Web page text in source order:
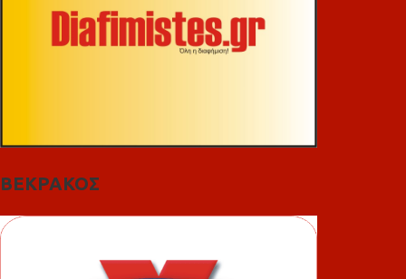
ΒΕΚΡΑΚΟΣ